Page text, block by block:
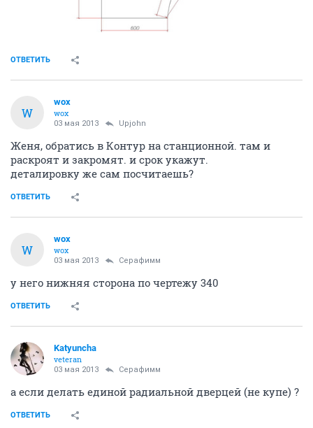
ОТВЕТИТЬ
W
wox
wox
03 мая 2013 Upjohn
Женя, обратись в Контур на станционной. там и
раскроят и закромят. и срок укажут.
деталировку же сам посчитаешь?
ОТВЕТИТЬ
W
wox
wox
03 мая 2013 Серафимм
у него нижняя сторона по чертежу 340
ОТВЕТИТЬ
Katyuncha
veteran
03 мая 2013 Серафимм
а если делать единой радиальной дверцей (не купе) ?
ОТВЕТИТЬ